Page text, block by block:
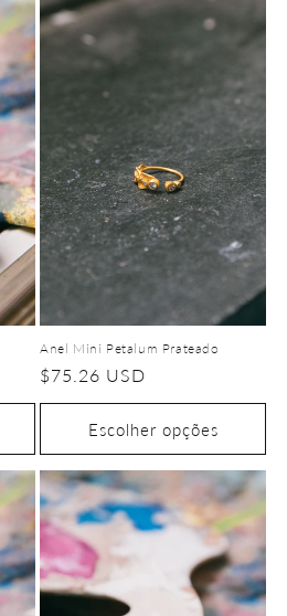
Anel Mini Petalum Prateado
Preço
normal
$75.26 USD
Escolher opções